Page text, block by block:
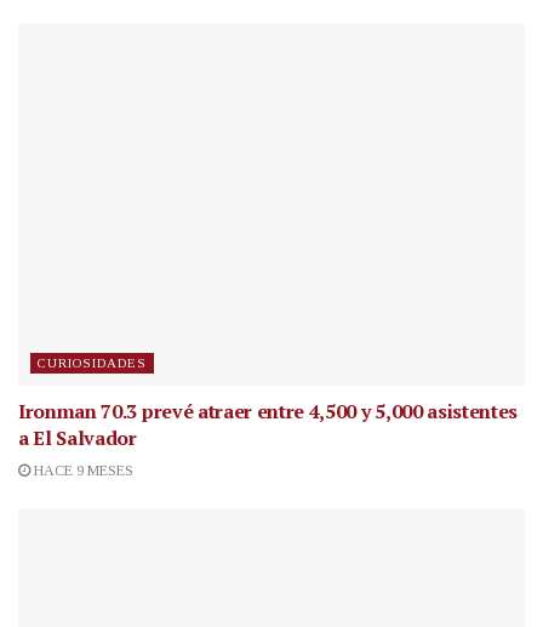
CURIOSIDADES
Ironman 70.3 prevé atraer entre 4,500 y 5,000 asistentes
a El Salvador
HACE 9 MESES